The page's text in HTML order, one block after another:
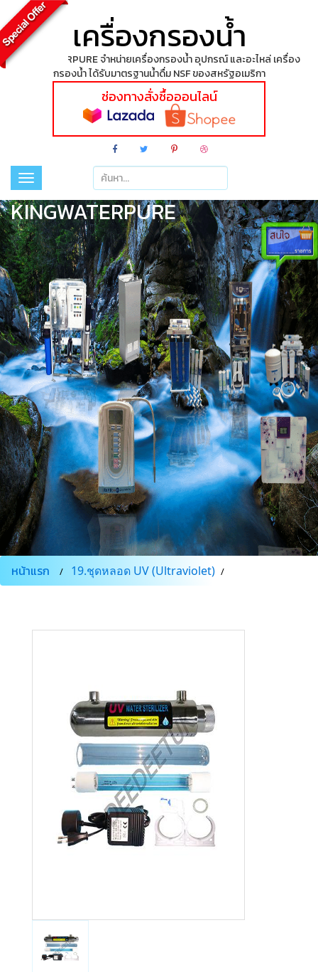
เครื่องกรองน้ำ
KINGWATERPURE จำหน่ายเครื่องกรองน้ำ อุปกรณ์ และอะไหล่ เครื่อง
กรองน้ำ ได้รับมาตรฐานน้ำดื่ม NSF ของสหรัฐอเมริกา
ช่องทางสั่งซื้อออนไลน์
Toggle
navigation
KINGWATERPURE
หน้าแรก 19.ชุดหลอด UV (Ultraviolet)